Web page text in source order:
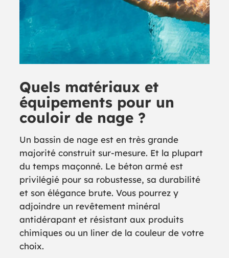
Quels matériaux et
équipements pour un
couloir de nage ?
Un bassin de nage est en très grande
majorité construit sur-mesure. Et la plupart
du temps maçonné. Le béton armé est
privilégié pour sa robustesse, sa durabilité
et son élégance brute. Vous pourrez y
adjoindre un revêtement minéral
antidérapant et résistant aux produits
chimiques ou un liner de la couleur de votre
choix.